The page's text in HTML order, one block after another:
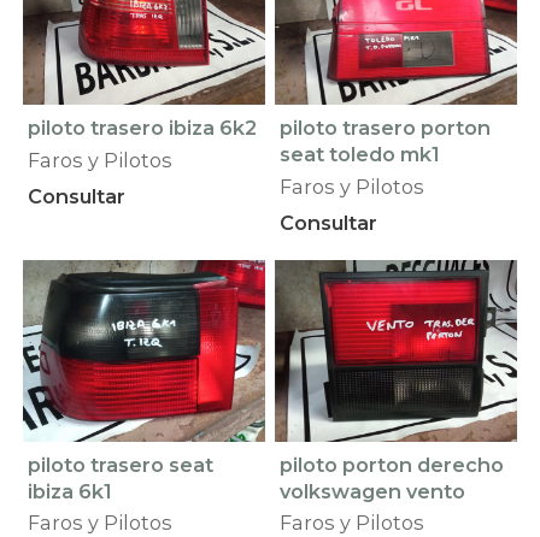
piloto trasero ibiza 6k2
Faros y Pilotos
Consultar
piloto trasero porton
seat toledo mk1
Faros y Pilotos
Consultar
piloto trasero seat
ibiza 6k1
Faros y Pilotos
piloto porton derecho
volkswagen vento
Faros y Pilotos